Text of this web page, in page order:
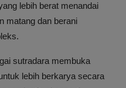
lebih berat menandai
matang dan berani
sutradara membuka
lebih berkarya secara